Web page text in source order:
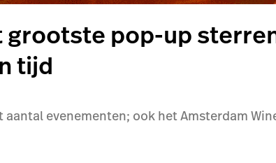
grootste pop-up
tijd
evenementen; ook het Amsterdam